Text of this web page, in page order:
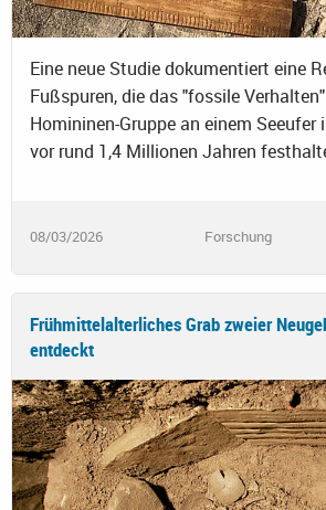
Eine neue Studie dokumentiert eine
Fußspuren, die das "fossile
Homininen-Gruppe an einem Seeufer
vor rund 1,4 Millionen Jahren
08/03/2026 Forschung
Frühmittelalterliches Grab zweier
entdeckt